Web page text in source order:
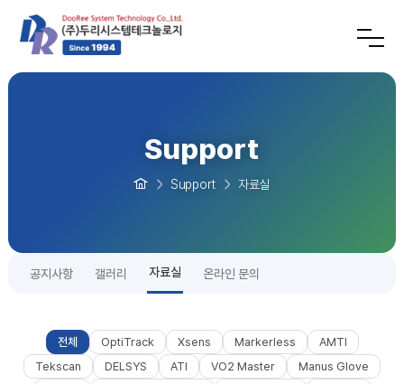
Support
Support 자료실
공지사항 갤러리 자료실 온라인 문의
전체 OptiTrack Xsens Markerless
AMTI
Tekscan
DELSYS ATI VO2 Master
Manus Glove